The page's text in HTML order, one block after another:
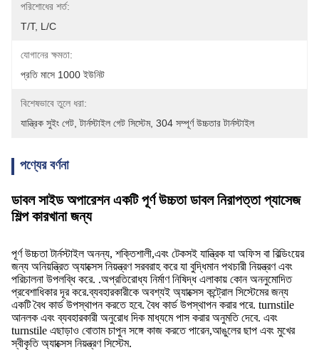
পরিশোধের শর্ত:
T/T, L/C
যোগানের ক্ষমতা:
প্রতি মাসে 1000 ইউনিট
বিশেষভাবে তুলে ধরা:
যান্ত্রিক সুইং গেট , টার্নস্টাইল গেট সিস্টেম, 304 সম্পূর্ণ উচ্চতার টার্নস্টাইল
পণ্যের বর্ণনা
ডাবল সাইড অপারেশন একটি পূর্ণ উচ্চতা ডাবল নিরাপত্তা প্যাসেজ
শিল্প কারখানা জন্য
পূর্ণ উচ্চতা টার্নস্টাইল অনন্য, শক্তিশালী,এবং টেকসই যান্ত্রিক যা অফিস বা বিল্ডিংয়ের
জন্য অনিয়ন্ত্রিত অ্যাক্সেস নিয়ন্ত্রণ সরবরাহ করে যা বুদ্ধিমান পথচারী নিয়ন্ত্রণ এবং
পরিচালনা উপলব্ধি করে. .অপ্রতিরোধ্য নির্মাণ নিষিদ্ধ এলাকায় কোন অননুমোদিত
প্রবেশাধিকার দূর করে.ব্যবহারকারীকে অবশ্যই অ্যাক্সেস কন্ট্রোল সিস্টেমের জন্য
একটি বৈধ কার্ড উপস্থাপন করতে হবে. বৈধ কার্ড উপস্থাপন করার পরে. turnstile
আনলক এবং ব্যবহারকারী অনুরোধ দিক মাধ্যমে পাস করার অনুমতি দেবে. এবং
turnstile এছাড়াও বোতাম চাপুন সঙ্গে কাজ করতে পারেন,আঙুলের ছাপ এবং মুখের
স্বীকৃতি অ্যাক্সেস নিয়ন্ত্রণ সিস্টেম.